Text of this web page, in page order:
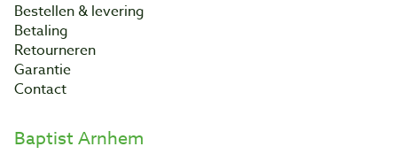
Bestellen & levering
Betaling
Retourneren
Garantie
Contact
Baptist Arnhem